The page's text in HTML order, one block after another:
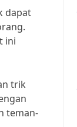
dapat
ini
trik
teman-